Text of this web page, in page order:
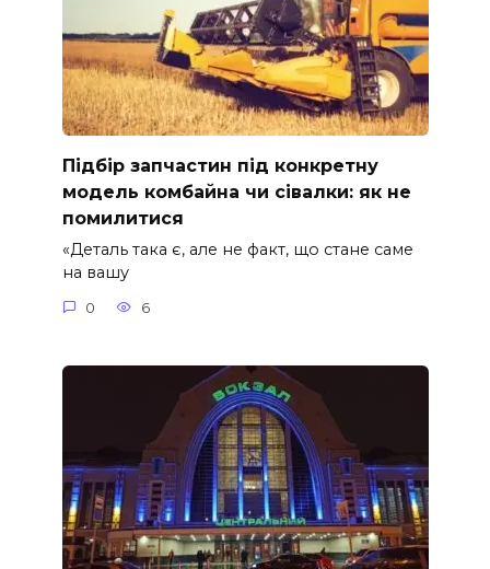
Підбір запчастин під конкретну
модель комбайна чи сівалки: як не
помилитися
«Деталь така є, але не факт, що стане саме
на вашу
0 6